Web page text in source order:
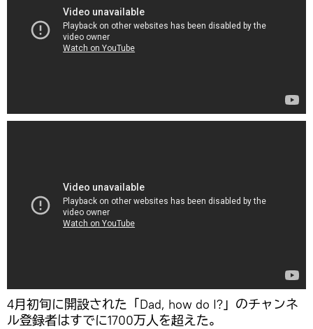
4月初旬に開設された「Dad, how do I?」のチャンネ
ル登録者はすでに1700万人を超えた。